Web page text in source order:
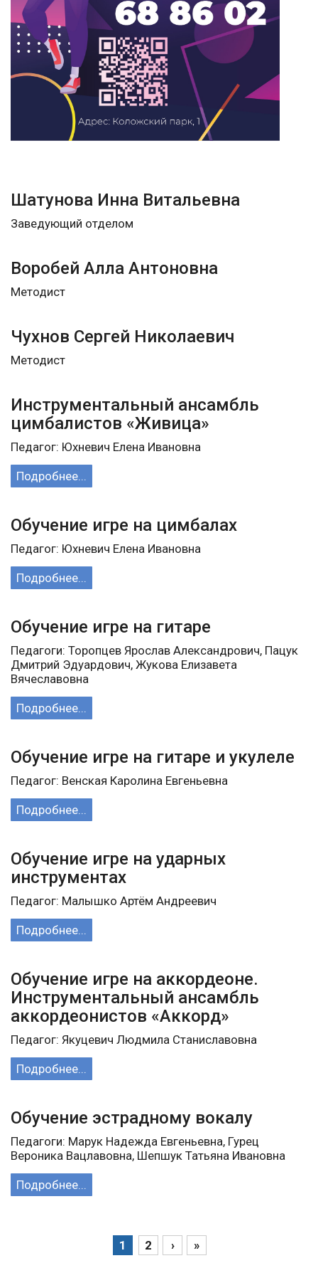
Шатунова Инна Витальевна
Заведующий отделом
Воробей Алла Антоновна
Методист
Чухнов Сергей Николаевич
Методист
Инструментальный ансамбль
цимбалистов «Живица»
Педагог: Юхневич Елена Ивановна
Подробнее...
Обучение игре на цимбалах
Педагог: Юхневич Елена Ивановна
Подробнее...
Обучение игре на гитаре
Педагоги: Торопцев Ярослав Александрович, Пацук
Дмитрий Эдуардович, Жукова Елизавета
Вячеславовна
Подробнее...
Обучение игре на гитаре и укулеле
Педагог: Венская Каролина Евгеньевна
Подробнее...
Обучение игре на ударных
инструментах
Педагог: Малышко Артём Андреевич
Подробнее...
Обучение игре на аккордеоне.
Инструментальный ансамбль
аккордеонистов «Аккорд»
Педагог: Якуцевич Людмила Станиславовна
Подробнее...
Обучение эстрадному вокалу
Педагоги: Марук Надежда Евгеньевна, Гурец
Вероника Вацлавовна, Шепшук Татьяна Ивановна
Подробнее...
1 2 › »